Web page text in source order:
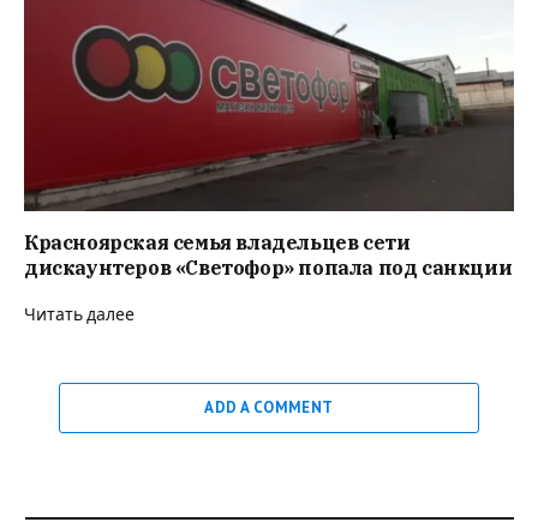
Красноярская семья владельцев сети
дискаунтеров «Светофор» попала под санкции
Читать далее
ADD A COMMENT